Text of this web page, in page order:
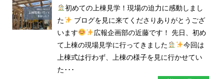
初めての上棟見学！現場の迫力に感動しまし
た
ブログを見に来てくださりありがとうござ
います
広報企画部の近藤です！ 先日、初め
て上棟の現場見学に行ってきました
今回は
上棟式は行わず、上棟の様子を見に行かせてい
た･･･